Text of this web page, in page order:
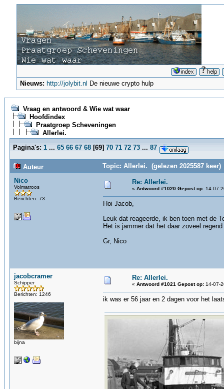
Nieuws: http://jolybit.nl De nieuwe crypto hulp
Vraag en antwoord & Wie wat waar
Hoofdindex
Praatgroep Scheveningen
Allerlei.
Pagina's: 1 ... 65 66 67 68 [69] 70 71 72 73 ... 87
Auteur
Topic: Allerlei. (gelezen 2025587 keer)
Nico
Volmatroos
Berichten: 73
Re: Allerlei.
« Antwoord #1020 Gepost op: 14-07-
Hoi Jacob,
Leuk dat reageerde, ik ben toen met de
Het is jammer dat het daar zoveel
Gr, Nico
jacobcramer
Schipper
Berichten: 1246
bijna
Re: Allerlei.
« Antwoord #1021 Gepost op: 14-07-
ik was er 56 jaar en 2 dagen voor het